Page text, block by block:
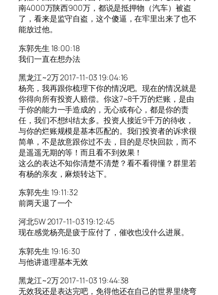
南4000万陕西900万，都说是抵押物（汽车）被盗
了，看来是监守自盗，这个傻逼，在牢里出来了也不
能放过他。
东郭先生 18:00:18
我们一直在想办法
黑龙江~2万 2017-11-03 19:04:16
杨亮，我再跟你梳理下你的情况吧。现在的情况就是
你得向所有投资人赔偿。你这7~8千万的烂账，是由
于你的能力一手造成的，无心或有心，都是你的责
任，我们不想纠结太多。投资人接近9千万的待收，
与你的烂账规模是基本匹配的。我们投资者的诉求很
简单，不是故意跟你过不去，目的是尽快回款，而不
是遥遥无期的等！而且看不到效果！
这么的表达不知你清楚不清楚？看不看得懂？群里若
有杨的亲友，麻烦转达下。
东郭先生 19:11:32
前两天退了一个
河北5W 2017-11-03 19:12:45
现在感觉杨亮是疲于应付了，催收也没什么进展。
东郭先生 19:16:30
与他讲道理基本无效
黑龙江~2万 2017-11-03 19:44:38
无效我还是表达完吧，免得他还在自己的世界里绕弯